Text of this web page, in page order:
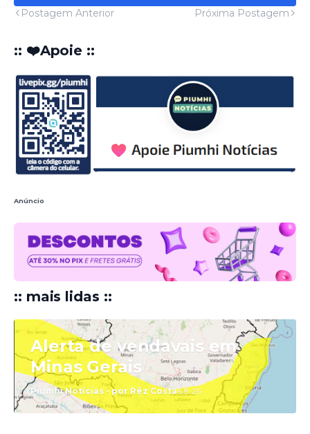
Postagem Anterior Próxima Postagem
:: ❤️Apoie ::
Anúncio
:: mais lidas ::
Alerta de vendavais em
Minas Gerais
Piumhi Notícias - por Rêz Costa6.8.26